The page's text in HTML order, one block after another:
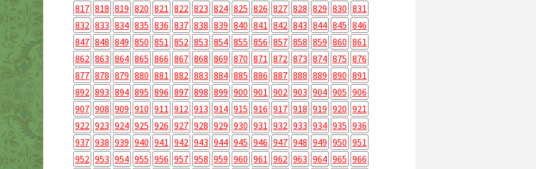
817 818 819 820 821 822 823 824 825 826 827 828 829 830 831
832 833 834 835 836 837 838 839 840 841 842 843 844 845 846
847 848 849 850 851 852 853 854 855 856 857 858 859 860 861
862 863 864 865 866 867 868 869 870 871 872 873 874 875 876
877 878 879 880 881 882 883 884 885 886 887 888 889 890 891
892 893 894 895 896 897 898 899 900 901 902 903 904 905 906
907 908 909 910 911 912 913 914 915 916 917 918 919 920 921
922 923 924 925 926 927 928 929 930 931 932 933 934 935 936
937 938 939 940 941 942 943 944 945 946 947 948 949 950 951
952 953 954 955 956 957 958 959 960 961 962 963 964 965 966